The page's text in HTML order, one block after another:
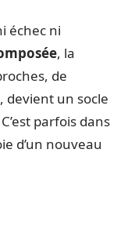
échec ni
, la
de
devient un socle
parfois dans
d’un nouveau